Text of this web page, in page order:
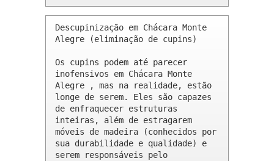
Descupinização em Chácara Monte
Alegre (eliminação de cupins)
Os cupins podem até parecer
inofensivos em Chácara Monte
Alegre , mas na realidade, estão
longe de serem. Eles são capazes
de enfraquecer estruturas
inteiras, além de estragarem
móveis de madeira (conhecidos por
sua durabilidade e qualidade) e
serem responsáveis pelo